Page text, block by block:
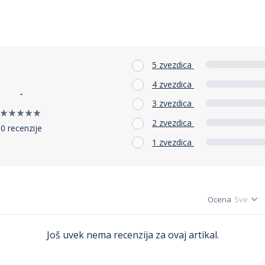
-
0 recenzije
5 zvezdica
4 zvezdica
3 zvezdica
2 zvezdica
1 zvezdica
Ocena
Još uvek nema recenzija za ovaj artikal.